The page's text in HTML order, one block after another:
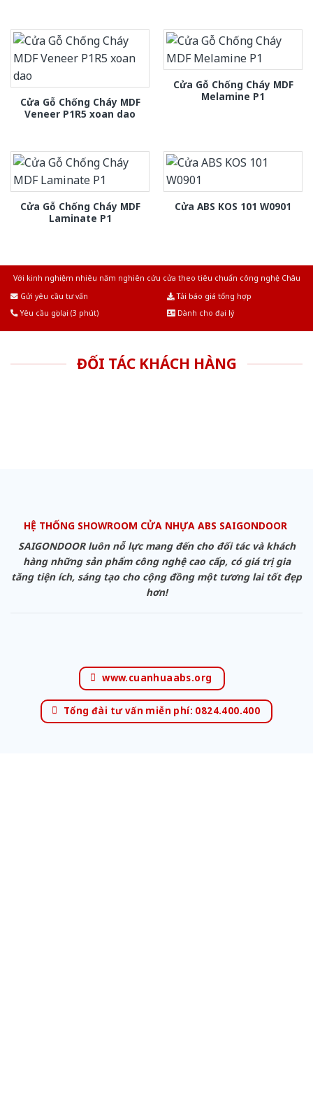
Cửa Gỗ Chống Cháy MDF
Veneer P1R5 xoan dao
Cửa Gỗ Chống Cháy MDF
Melamine P1
Cửa Gỗ Chống Cháy MDF
Laminate P1
Cửa ABS KOS 101 W0901
Với kinh nghiệm nhiêu năm nghiên cứu cửa theo tiêu chuẩn công nghệ Châu
Gửi yêu cầu tư vấn
Tải báo giá tổng hợp
Yêu cầu gọi lại (3 phút)
Dành cho đại lý
ĐỐI TÁC KHÁCH HÀNG
HỆ THỐNG SHOWROOM CỬA NHỰA ABS SAIGONDOOR
SAIGONDOOR luôn nỗ lực mang đến cho đối tác và khách
hàng những sản phẩm công nghệ cao cấp, có giá trị gia
tăng tiện ích, sáng tạo cho cộng đồng một tương lai tốt đẹp
hơn!
www.cuanhuaabs.org
Tổng đài tư vấn miễn phí: 0824.400.400